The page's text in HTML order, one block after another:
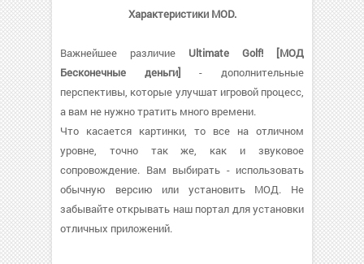
Характеристики MOD.
Важнейшее различие Ultimate Golf! [МОД
Бесконечные деньги] - дополнительные
перспективы, которые улучшат игровой процесс,
а вам не нужно тратить много времени.
Что касается картинки, то все на отличном
уровне, точно так же, как и звуковое
сопровождение. Вам выбирать - использовать
обычную версию или установить МОД. Не
забывайте открывать наш портал для установки
отличных приложений.